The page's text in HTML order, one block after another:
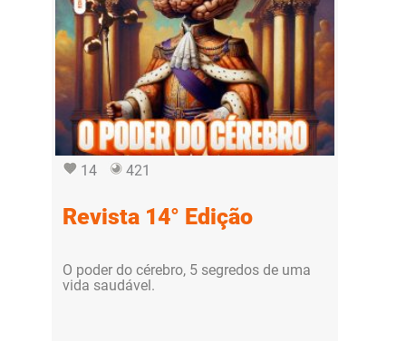
14 421
Revista 14° Edição
O poder do cérebro, 5 segredos de uma
vida saudável.